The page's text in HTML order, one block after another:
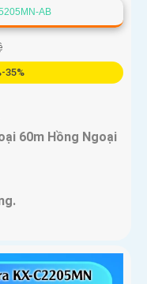
AB
35%
60m Hồng Ngoại